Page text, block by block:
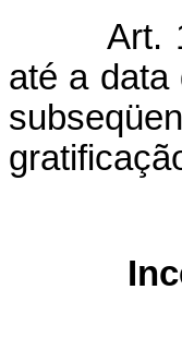
Art.
até a data